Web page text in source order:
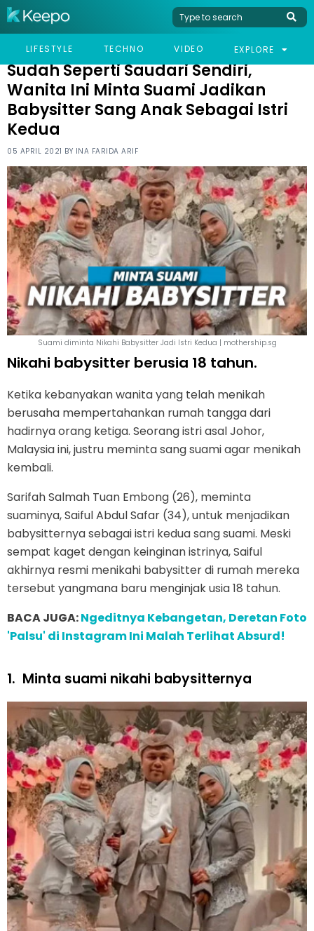
LIFESTYLE TECHNO VIDEO EXPLORE
HOME NEWS
SUDAH SEPERTI SAUDARI SENDIRI, WANITA INI MINTA SUAMI
Sudah Seperti Saudari Sendiri,
Wanita Ini Minta Suami Jadikan
Babysitter Sang Anak Sebagai Istri
Kedua
05 APRIL 2021 BY INA FARIDA ARIF
Suami diminta Nikahi Babysitter Jadi Istri Kedua | mothership.sg
Nikahi babysitter berusia 18 tahun.
Ketika kebanyakan wanita yang telah menikah
berusaha mempertahankan rumah tangga dari
hadirnya orang ketiga. Seorang istri asal Johor,
Malaysia ini, justru meminta sang suami agar menikah
kembali.
Sarifah Salmah Tuan Embong (26), meminta
suaminya, Saiful Abdul Safar (34), untuk menjadikan
babysitternya sebagai istri kedua sang suami. Meski
sempat kaget dengan keinginan istrinya, Saiful
akhirnya resmi menikahi babysitter di rumah mereka
tersebut yangmana baru menginjak usia 18 tahun.
BACA JUGA:Ngeditnya Kebangetan, Deretan Foto
'Palsu' di Instagram Ini Malah Terlihat Absurd!
1. Minta suami nikahi babysitternya